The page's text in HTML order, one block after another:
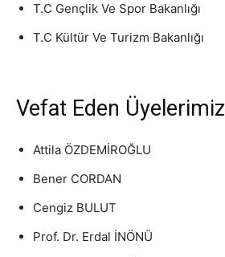
T.C Gençlik Ve Spor Bakanlığı
T.C Kültür Ve Turizm Bakanlığı
Vefat Eden Üyelerimiz
Attila ÖZDEMİROĞLU
Bener CORDAN
Cengiz BULUT
Prof. Dr. Erdal İNÖNÜ